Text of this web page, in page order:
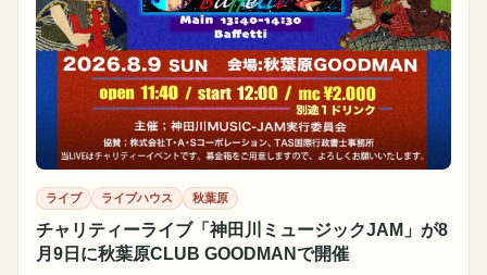
ライブ ライブハウス 秋葉原
チャリティーライブ「神田川ミュージックJAM」が8
月9日に秋葉原CLUB GOODMANで開催